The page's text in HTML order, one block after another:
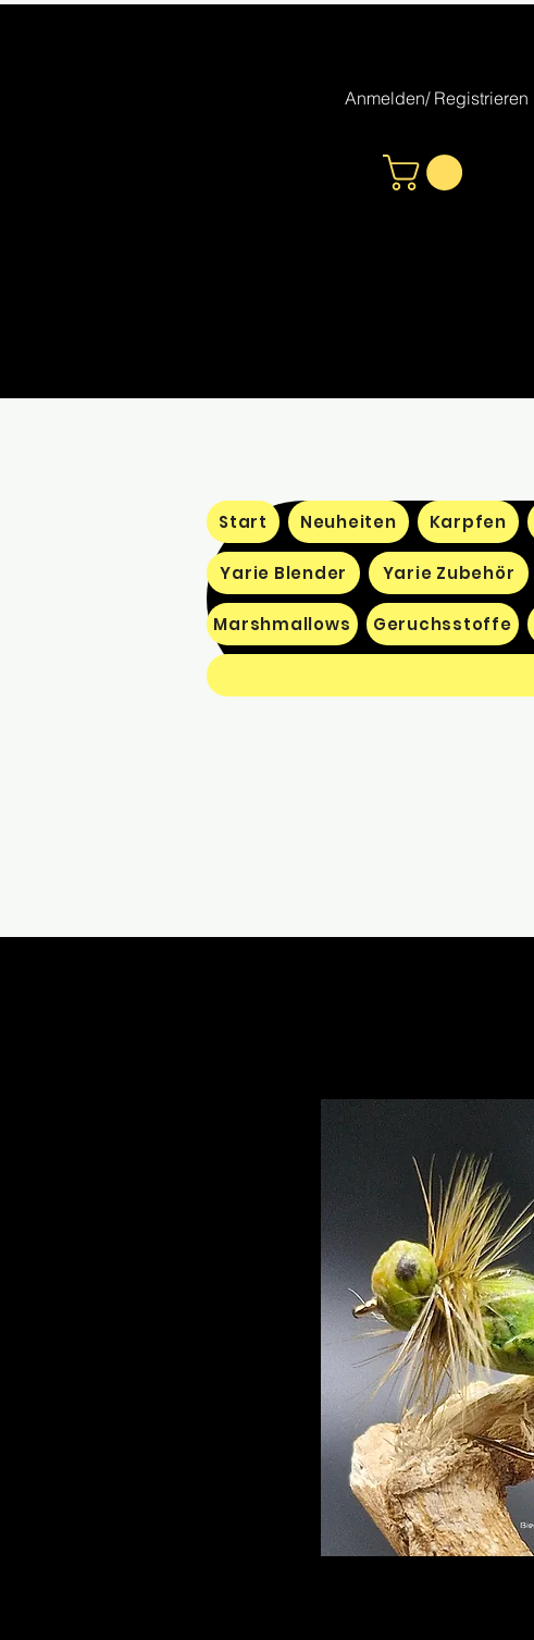
Anmelden/ Registrieren
Start Neuheiten Karpfen
Yarie Blender Yarie Zubehör
Marshmallows Geruchsstoffe